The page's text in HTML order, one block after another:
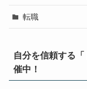
転職
自分を信頼する
催中！